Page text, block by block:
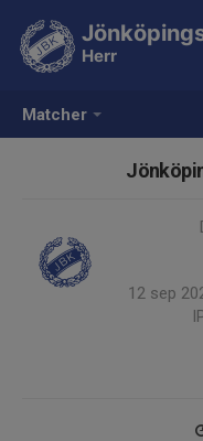
Matcher
Herr
12 sep